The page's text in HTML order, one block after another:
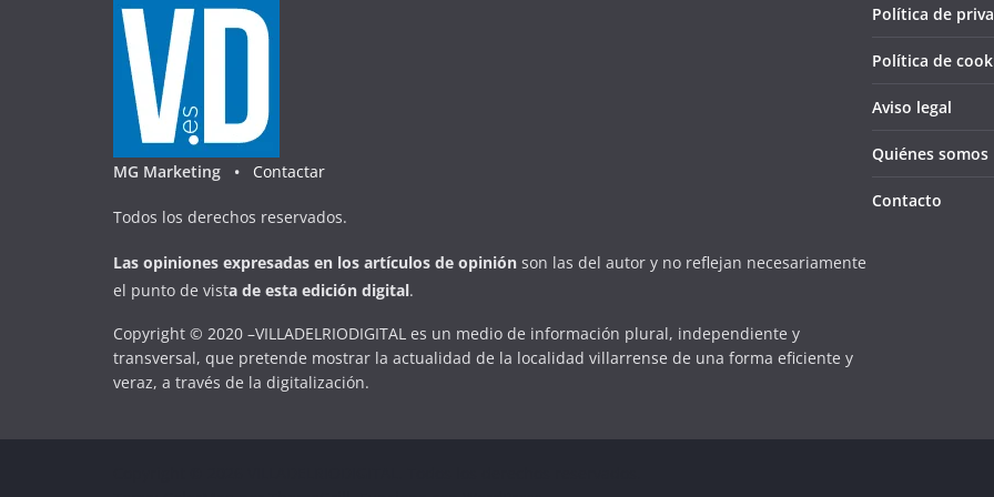
MG Marketing • Contactar
Todos los derechos reservados.
Las opiniones expresadas en los artículos de opinión son las del autor y no reflejan necesariamente
el punto de vista de esta edición digital.
Copyright © 2020 –VILLADELRIODIGITAL es un medio de información plural, independiente y
transversal, que pretende mostrar la actualidad de la localidad villarrense de una forma eficiente y
veraz, a través de la digitalización.
Política de
Política de
Aviso legal
Quiénes somos
Contacto